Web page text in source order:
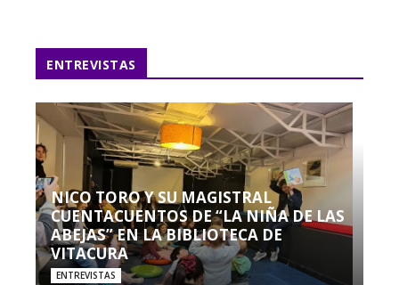
ENTREVISTAS
NICO TORO Y SU MAGISTRAL
CUENTACUENTOS DE “LA NIÑA DE LAS
ABEJAS” EN LA BIBLIOTECA DE
VITACURA
ENTREVISTAS